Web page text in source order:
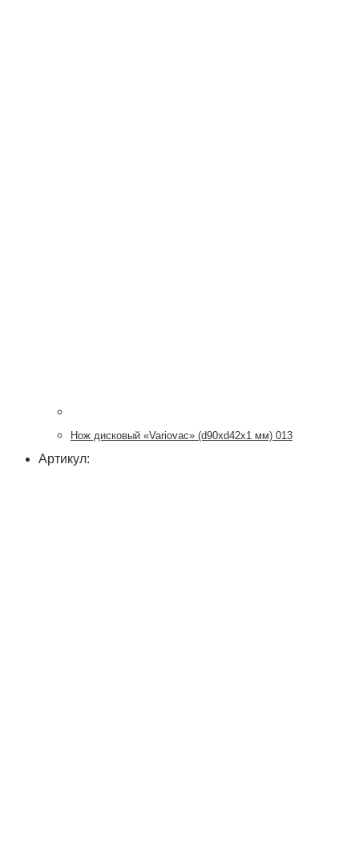
Нож дисковый «Variovac» (d90хd42x1 мм) 013
Артикул: